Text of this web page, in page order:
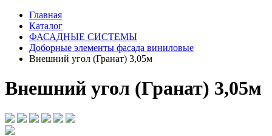
Главная
Каталог
ФАСАДНЫЕ СИСТЕМЫ
Доборные элементы фасада виниловые
Внешний угол (Гранат) 3,05м
Внешний угол (Гранат) 3,05м